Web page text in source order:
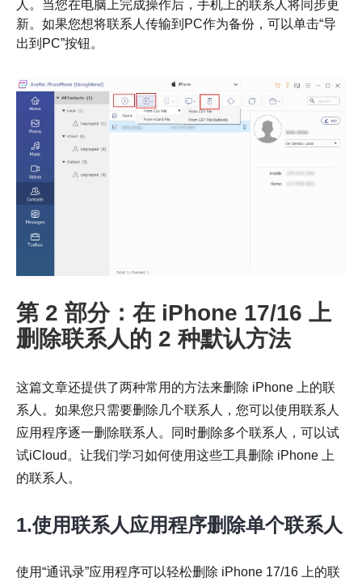
第 3 步。
人。当您在电脑上完成操作后，手机上的联系人将同步更
新。如果您想将联系人传输到PC作为备份，可以单击“导
出到PC”按钮。
第 2 部分：在 iPhone 17/16 上
删除联系人的 2 种默认方法
这篇文章还提供了两种常用的方法来删除 iPhone 上的联
系人。如果您只需要删除几个联系人，您可以使用联系人
应用程序逐一删除联系人。同时删除多个联系人，可以试
试iCloud。让我们学习如何使用这些工具删除 iPhone 上
的联系人。
1.使用联系人应用程序删除单个联系人
使用“通讯录”应用程序可以轻松删除 iPhone 17/16 上的联